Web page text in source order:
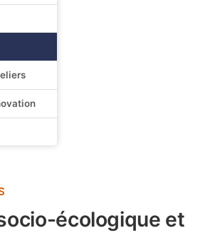
écologique et